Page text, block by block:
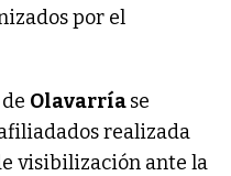
por el
Olavarríase
realizada
visibilización ante la